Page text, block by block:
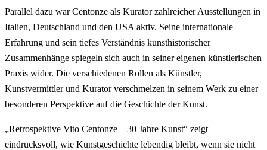
Parallel dazu war Centonze als Kurator zahlreicher Ausstellungen in
Italien, Deutschland und den USA aktiv. Seine internationale
Erfahrung und sein tiefes Verständnis kunsthistorischer
Zusammenhänge spiegeln sich auch in seiner eigenen künstlerischen
Praxis wider. Die verschiedenen Rollen als Künstler,
Kunstvermittler und Kurator verschmelzen in seinem Werk zu einer
besonderen Perspektive auf die Geschichte der Kunst.
„Retrospektive Vito Centonze – 30 Jahre Kunst“ zeigt
eindrucksvoll, wie Kunstgeschichte lebendig bleibt, wenn sie nicht